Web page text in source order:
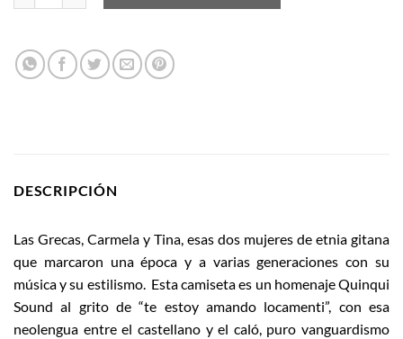
DESCRIPCIÓN
Las Grecas, Carmela y Tina, esas dos mujeres de etnia gitana
que marcaron una época y a varias generaciones con su
música y su estilismo. Esta camiseta es un homenaje Quinqui
Sound al grito de “te estoy amando locamenti”, con esa
neolengua entre el castellano y el caló, puro vanguardismo